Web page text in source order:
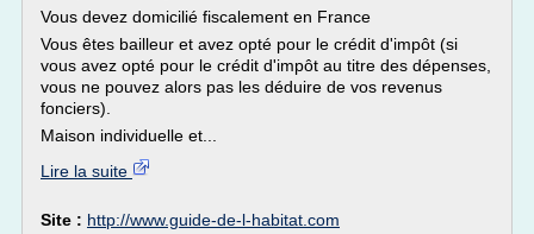
Vous devez domicilié fiscalement en France
Vous êtes bailleur et avez opté pour le crédit d'impôt (si
vous avez opté pour le crédit d'impôt au titre des dépenses,
vous ne pouvez alors pas les déduire de vos revenus
fonciers).
Maison individuelle et...
Lire la suite
Site : http://www.guide-de-l-habitat.com